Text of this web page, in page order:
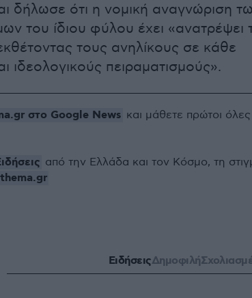
δήλωσε ότι η νομική αναγνώριση
του ίδιου φύλου έχει «ανατρέψει
τους ανηλίκους σε κάθε
ιδεολογικούς πειραματισμούς».
στο Google News και μάθετε πρώτοι όλες
από την Ελλάδα και τον Κόσμο, τη
ΕιδήσειςΔημοφιλή